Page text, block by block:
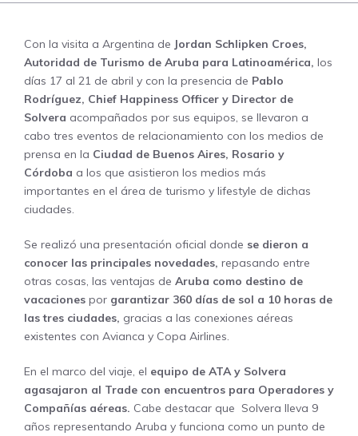
Con la visita a Argentina de Jordan Schlipken Croes,
Autoridad de Turismo de Aruba para Latinoamérica, los
días 17 al 21 de abril y con la presencia de Pablo
Rodríguez, Chief Happiness Officer y Director de
Solvera acompañados por sus equipos, se llevaron a
cabo tres eventos de relacionamiento con los medios de
prensa en la Ciudad de Buenos Aires, Rosario y
Córdoba a los que asistieron los medios más
importantes en el área de turismo y lifestyle de dichas
ciudades.
Se realizó una presentación oficial donde se dieron a
conocer las principales novedades, repasando entre
otras cosas, las ventajas de Aruba como destino de
vacaciones por garantizar 360 días de sol a 10 horas de
las tres ciudades, gracias a las conexiones aéreas
existentes con Avianca y Copa Airlines.
En el marco del viaje, el equipo de ATA y Solvera
agasajaron al Trade con encuentros para Operadores y
Compañías aéreas. Cabe destacar que Solvera lleva 9
años representando Aruba y funciona como un punto de